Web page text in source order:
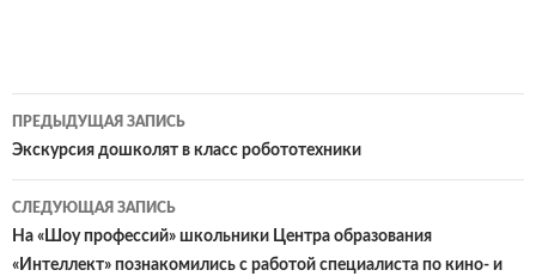
Навигация
по
записям
ПРЕДЫДУЩАЯ ЗАПИСЬ
Экскурсия дошколят в класс робототехники
СЛЕДУЮЩАЯ ЗАПИСЬ
На «Шоу профессий» школьники Центра образования
«Интеллект» познакомились с работой специалиста по кино- и